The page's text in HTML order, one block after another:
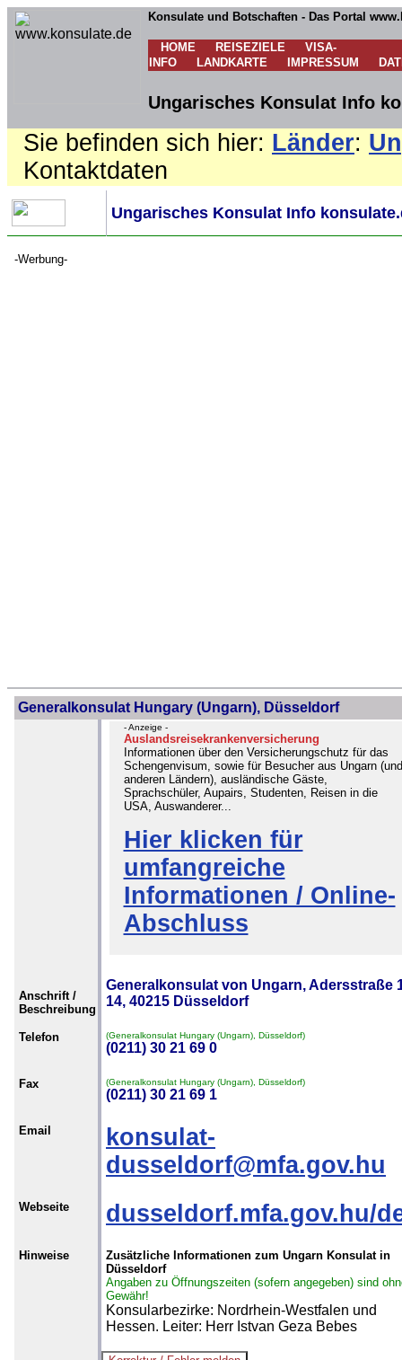
Konsulate und Botschaften - Das Portal
HOME REISEZIELE
VISA-
INFO
LANDKARTE IMPRESSUM
Ungarisches Konsulat Info
Sie befinden sich hier: Länder:
Kontaktdaten
Ungarisches Konsulat Info
-Werbung-
Generalkonsulat Hungary (Ungarn), Düsseldorf
- Anzeige -
Auslandsreisekrankenversicherung
Informationen über den Versicherungschutz für das
Schengenvisum, sowie für Besucher aus Ungarn (und
anderen Ländern), ausländische Gäste,
Sprachschüler, Aupairs, Studenten, Reisen in die
USA, Auswanderer...
Hier klicken für
umfangreiche
Informationen / Online-
Abschluss
Anschrift /
Beschreibung
Generalkonsulat von Ungarn, Adersstraße
14, 40215 Düsseldorf
Telefon (Generalkonsulat Hungary (Ungarn), Düsseldorf)
(0211) 30 21 69 0
Fax (Generalkonsulat Hungary (Ungarn), Düsseldorf)
(0211) 30 21 69 1
Email
konsulat-
dusseldorf@mfa.gov.hu
Webseite dusseldorf.mfa.gov.hu/
Hinweise
Zusätzliche Informationen zum Ungarn Konsulat in
Düsseldorf
Angaben zu Öffnungszeiten (sofern angegeben) sind
Gewähr!
Konsularbezirke: Nordrhein-Westfalen und
Hessen. Leiter: Herr Istvan Geza Bebes